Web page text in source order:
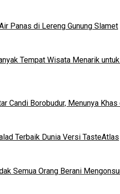
Panas di Lereng Gunung Slamet
Tempat Wisata Menarik
Candi Borobudur, Menunya
Terbaik Dunia Versi TasteAtlas
Semua Orang Berani